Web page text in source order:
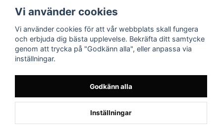
Service/Garanti
Lådritning
Om oss
Vi använder cookies
Vi använder cookies för att vår webbplats skall fungera
och erbjuda dig bästa upplevelse. Bekräfta ditt samtycke
genom att trycka på "Godkänn alla", eller anpassa via
inställningar.
Godkänn alla
Inställningar